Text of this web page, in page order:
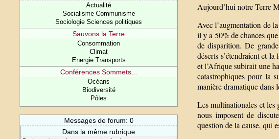
Actualité
Socialisme Communisme
Sociologie Sciences politiques
Sauvons la Terre
Consommation
Climat
Energie Transports
Conférences Sommets...
Océans
Biodiversité
Pôles
Messages de forum: 0
Dans la même rubrique
Aujourd’hui notre Terre
Avec l’augmentation de
il y a 50% de chances
de disparition. De
déserts s’étendraient et
et l’Afrique subirait une
catastrophiques pour la
manière dramatique dans
Les multinationales et les
nous imposent de
question de la cause, qui